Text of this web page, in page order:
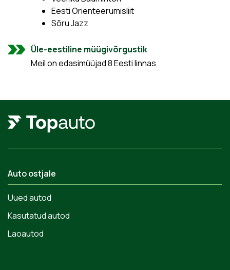
Eesti Orienteerumisliit
Sõru Jazz
Üle-eestiline müügivõrgustik
Meil on edasimüüjad 8 Eesti linnas
Auto ostjale
Uued autod
Kasutatud autod
Laoautod